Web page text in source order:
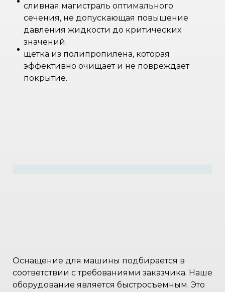
сливная магистраль оптимального
сечения, не допускающая повышение
давления жидкости до критических
значений.
щетка из полипропилена, которая
эффективно очищает и не повреждает
покрытие.
Оснащение для машины подбирается в
соответствии с требованиями заказчика. Наше
оборудование является быстросъемным. Это